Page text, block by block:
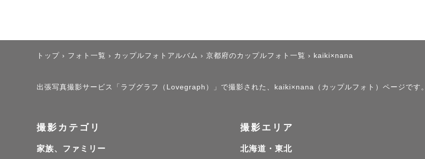
トップ › フォト一覧 › カップルフォトアルバム › 京都府のカップルフォト一覧 › kaiki×nana
出張写真撮影サービス「ラブグラフ（Lovegraph）」で撮影された、kaiki×nana（カップルフォト）ページです。
撮影カテゴリ
家族、ファミリー
撮影エリア
北海道・東北